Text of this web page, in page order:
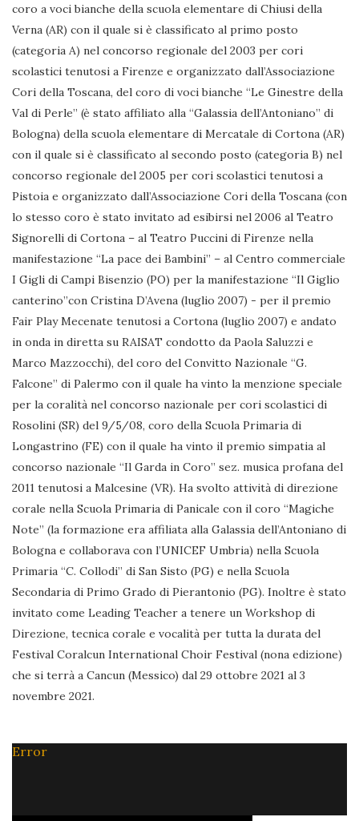
coro a voci bianche della scuola elementare di Chiusi della
Verna (AR) con il quale si è classificato al primo posto
(categoria A) nel concorso regionale del 2003 per cori
scolastici tenutosi a Firenze e organizzato dall’Associazione
Cori della Toscana, del coro di voci bianche “Le Ginestre della
Val di Perle” (è stato affiliato alla “Galassia dell’Antoniano” di
Bologna) della scuola elementare di Mercatale di Cortona (AR)
con il quale si è classificato al secondo posto (categoria B) nel
concorso regionale del 2005 per cori scolastici tenutosi a
Pistoia e organizzato dall’Associazione Cori della Toscana (con
lo stesso coro è stato invitato ad esibirsi nel 2006 al Teatro
Signorelli di Cortona – al Teatro Puccini di Firenze nella
manifestazione “La pace dei Bambini” – al Centro commerciale
I Gigli di Campi Bisenzio (PO) per la manifestazione “Il Giglio
canterino”con Cristina D’Avena (luglio 2007) - per il premio
Fair Play Mecenate tenutosi a Cortona (luglio 2007) e andato
in onda in diretta su RAISAT condotto da Paola Saluzzi e
Marco Mazzocchi), del coro del Convitto Nazionale “G.
Falcone” di Palermo con il quale ha vinto la menzione speciale
per la coralità nel concorso nazionale per cori scolastici di
Rosolini (SR) del 9/5/08, coro della Scuola Primaria di
Longastrino (FE) con il quale ha vinto il premio simpatia al
concorso nazionale “Il Garda in Coro” sez. musica profana del
2011 tenutosi a Malcesine (VR). Ha svolto attività di direzione
corale nella Scuola Primaria di Panicale con il coro “Magiche
Note” (la formazione era affiliata alla Galassia dell’Antoniano di
Bologna e collaborava con l’UNICEF Umbria) nella Scuola
Primaria “C. Collodi” di San Sisto (PG) e nella Scuola
Secondaria di Primo Grado di Pierantonio (PG). Inoltre è stato
invitato come Leading Teacher a tenere un Workshop di
Direzione, tecnica corale e vocalità per tutta la durata del
Festival Coralcun International Choir Festival (nona edizione)
che si terrà a Cancun (Messico) dal 29 ottobre 2021 al 3
novembre 2021.
Error